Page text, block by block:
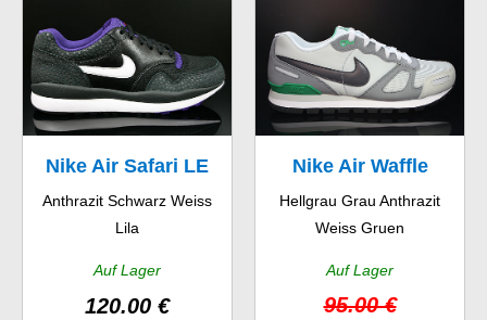
Nike Air Safari LE
Anthrazit Schwarz Weiss
Lila
Auf Lager
120.00 €
Nike Air Waffle
Trainer
Hellgrau Grau Anthrazit
Weiss Gruen
Auf Lager
95.00 €